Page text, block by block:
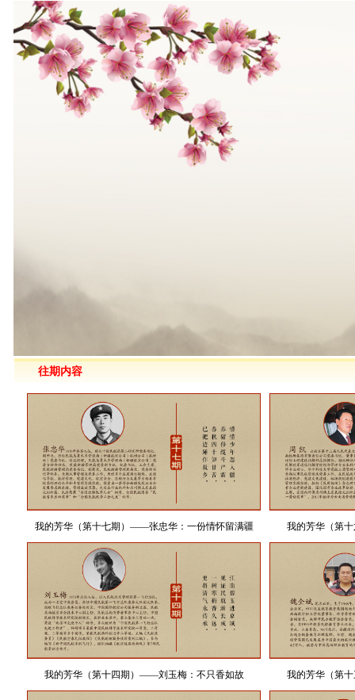
往期内容
我的芳华（第十七期）——张忠华：一份情怀留满疆 我的芳华（第
我的芳华（第十四期）——刘玉梅：不只香如故 我的芳华（第